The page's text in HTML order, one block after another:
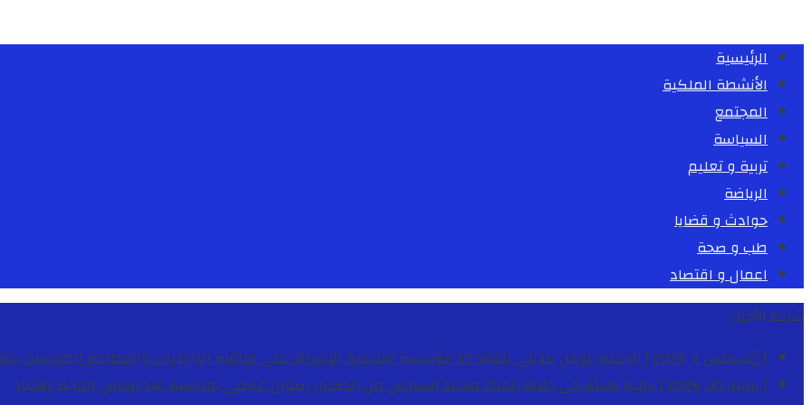
الرئيسية
الأنشطة الملكية
المجتمع
السياسة
تربية و تعليم
الرياضة
حوادث و قضايا
طب و صحة
اعمال و اقتصاد
شريط الأخبار
[ أغسطس 1, 2026 ]
الدكتور نوفل كديلي يتفقد 12 مؤسسة تعليمية للإشراف على مراقبة الداخليات والمطاعم المدرسية بجهة الدار البيضاء-سطات
[ يوليو 30, 2026 ]
برقية تهنئة الى جلالة الملك محمد السادس من الدكتور رضوان غنيمي بمناسبة عيد العرش المجيدالاخبار